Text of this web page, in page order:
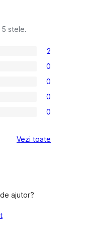
5 stele.
2
0
0
0
0
Vezi toate
ajutor?